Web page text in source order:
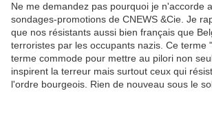
Ne me demandez pas pourquoi je n'accorde
sondages-promotions de CNEWS &Cie. Je
que nos résistants aussi bien français que
terroristes par les occupants nazis. Ce terme
terme commode pour mettre au pilori non
inspirent la terreur mais surtout ceux qui
l'ordre bourgeois. Rien de nouveau sous le